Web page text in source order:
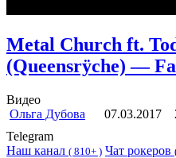
Metal Church ft.
(Queensrÿche) —
Видео
Ольга Дубова
07.03.2017
Telegram
Наш канал ( 810+ ) Чат рокеров